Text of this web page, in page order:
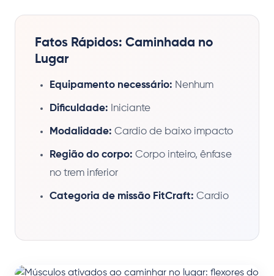
Fatos Rápidos: Caminhada no
Lugar
Equipamento necessário: Nenhum
Dificuldade: Iniciante
Modalidade: Cardio de baixo impacto
Região do corpo: Corpo inteiro, ênfase
no trem inferior
Categoria de missão FitCraft: Cardio